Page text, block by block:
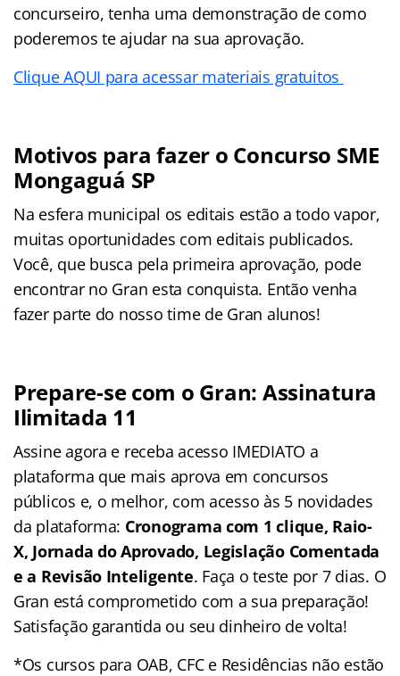
concurseiro, tenha uma demonstração de como
poderemos te ajudar na sua aprovação.
Clique AQUI para acessar materiais gratuitos
Motivos para fazer o Concurso SME
Mongaguá SP
Na esfera municipal os editais estão a todo vapor,
muitas oportunidades com editais publicados.
Você, que busca pela primeira aprovação, pode
encontrar no Gran esta conquista. Então venha
fazer parte do nosso time de Gran alunos!
Prepare-se com o Gran: Assinatura
Ilimitada 11
Assine agora e receba acesso IMEDIATO a
plataforma que mais aprova em concursos
públicos e, o melhor, com acesso às 5 novidades
da plataforma: Cronograma com 1 clique, Raio-
X, Jornada do Aprovado, Legislação Comentada
e a Revisão Inteligente. Faça o teste por 7 dias. O
Gran está comprometido com a sua preparação!
Satisfação garantida ou seu dinheiro de volta!
*Os cursos para OAB, CFC e Residências não estão